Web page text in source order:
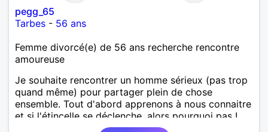
pegg_65
Tarbes - 56 ans
Femme divorcé(e) de 56 ans recherche rencontre
amoureuse
Je souhaite rencontrer un homme sérieux (pas trop
quand même) pour partager plein de chose
ensemble. Tout d'abord apprenons à nous connaitre
et si l'étincelle se déclenche, alors pourquoi pas !